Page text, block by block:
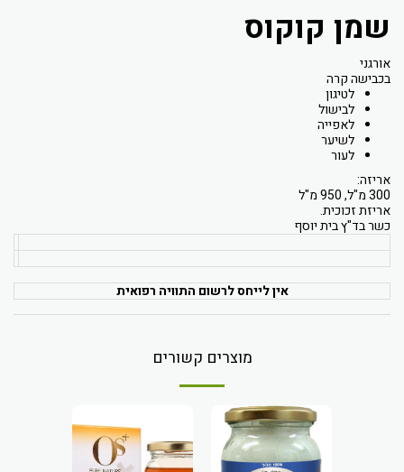
שמן קוקוס
אורגני
בכבישה קרה
לטיגון
לבישול
לאפייה
לשיער
לעור
אריזה:
300 מ"ל, 950 מ"ל
אריזת זכוכית.
כשר בד"ץ בית יוסף
אין לייחס לרשום התוויה רפואית
מוצרים קשורים